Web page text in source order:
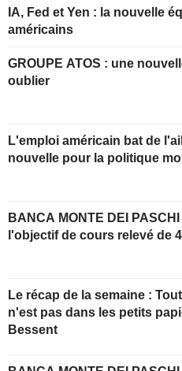
IA, Fed et Yen : la nouvelle
américains
GROUPE ATOS : une nouvelle année à
oublier
L'emploi américain bat de
nouvelle pour la politique
BANCA MONTE DEI
l'objectif de cours relevé de
Le récap de la semaine :
n'est pas dans les petits
Bessent